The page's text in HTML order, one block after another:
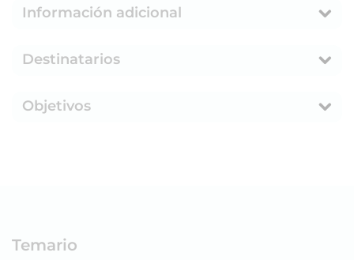
Información adicional
Destinatarios
Objetivos
Temario